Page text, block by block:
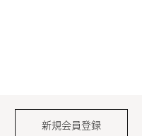
新規会員登録